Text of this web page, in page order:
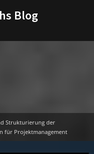
Blog
Strukturierung der
für Projektmanagement